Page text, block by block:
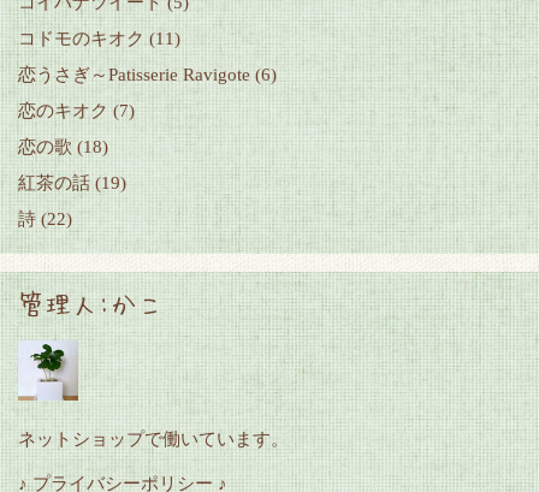
コドモのキオク (11)
恋うさぎ～Patisserie Ravigote (6)
恋のキオク (7)
恋の歌 (18)
紅茶の話 (19)
詩 (22)
管理人:かこ
ネットショップで働いています。
♪ プライバシーポリシー ♪